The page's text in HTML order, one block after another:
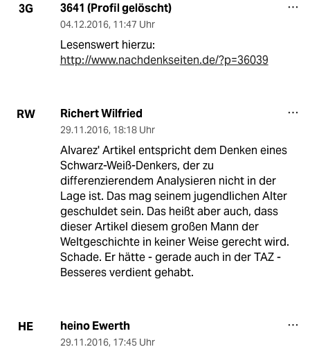
3G 3641 (Profil gelöscht)
04.12.2016, 11:47 Uhr
Lesenswert hierzu:
http://www.nachdenkseiten.de/?p=36039
RW Richert Wilfried
29.11.2016, 18:18 Uhr
Alvarez' Artikel entspricht dem Denken eines
Schwarz-Weiß-Denkers, der zu
differenzierendem Analysieren nicht in der
Lage ist. Das mag seinem jugendlichen Alter
geschuldet sein. Das heißt aber auch, dass
dieser Artikel diesem großen Mann der
Weltgeschichte in keiner Weise gerecht wird.
Schade. Er hätte - gerade auch in der TAZ -
Besseres verdient gehabt.
HE heino Ewerth
29.11.2016, 17:45 Uhr